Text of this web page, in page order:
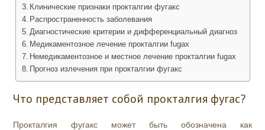
Клинические признаки прокталгии фугакс
Распространенность заболевания
Диагностические критерии и дифференциальный диагноз
Медикаментозное лечение прокталгии fugax
Немедикаментозное и местное лечение прокталгии fugax
Прогноз излечения при прокталгии фугакс
Что представляет собой прокталгия фугас?
Прокталгия фугакс может быть обозначена как